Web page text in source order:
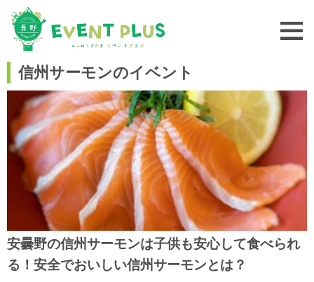
信州サーモンのイベント
安曇野の信州サーモンは子供も安心して食べられ
る！安全でおいしい信州サーモンとは？